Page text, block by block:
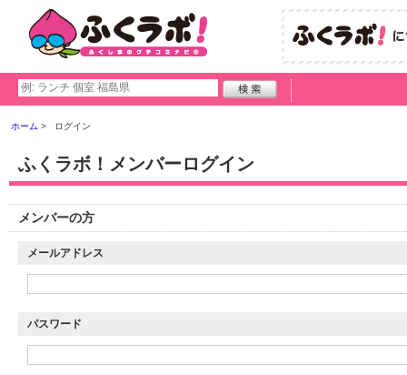
ホーム ログイン
ふくラボ！メンバーログイン
メンバーの方
メールアドレス
パスワード